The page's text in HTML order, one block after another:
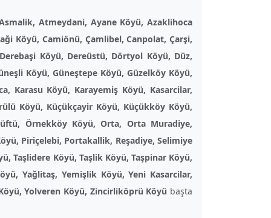
Atmeydani, Ayane Köyü, Azaklihoca
Köyü, Camiönü, Çamlibel, Canpolat, Çarşi,
Köyü, Dereüstü, Dörtyol Köyü, Düz,
Köyü, Güneştepe Köyü, Güzelköy Köyü,
Karasu Köyü, Karayemiş Köyü, Kasarcilar,
Köyü, Küçükçayir Köyü, Küçükköy Köyü,
Örnekköy Köyü, Orta, Orta Muradiye,
Piriçelebi, Portakallik, Reşadiye, Selimiye
Taşlidere Köyü, Taşlik Köyü, Taşpinar Köyü,
Yağlitaş, Yemişlik Köyü, Yeni Kasarcilar,
Yolveren Köyü, Zincirliköprü Köyü başta